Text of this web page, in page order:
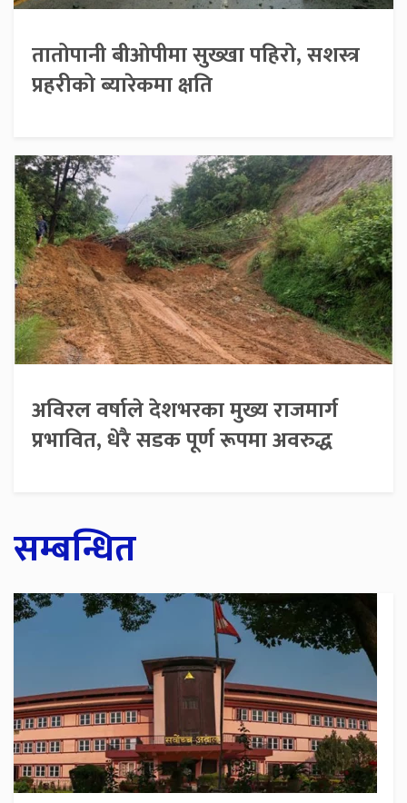
तातोपानी बीओपीमा सुख्खा पहिरो, सशस्त्र
प्रहरीको ब्यारेकमा क्षति
अविरल वर्षाले देशभरका मुख्य राजमार्ग
प्रभावित, धेरै सडक पूर्ण रूपमा अवरुद्ध
सम्बन्धित